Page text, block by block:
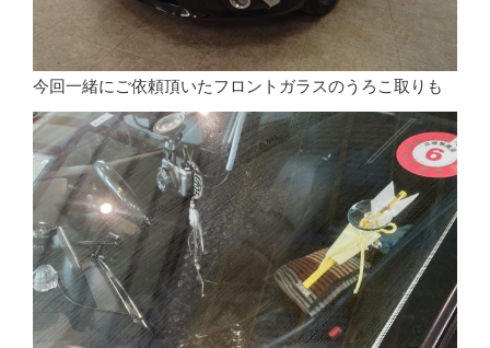
今回一緒にご依頼頂いたフロントガラスのうろこ取りも